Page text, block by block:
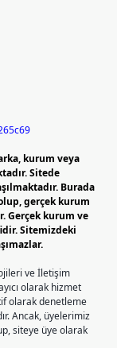
kurum veya
Sitede
Burada
gerçek kurum
Gerçek kurum ve
Sitemizdeki
ve İletişim
olarak hizmet
olarak denetleme
Ancak, üyelerimiz
siteye üye olarak